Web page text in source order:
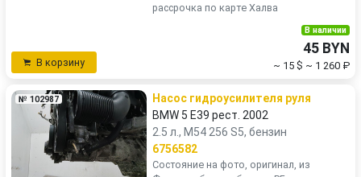
рассрочка по карте Халва
В корзину
В наличии
45 BYN
~ 15 $ ~ 1 260 ₽
№ 102987
Насос гидроусилителя руля
BMW 5 E39 рест. 2002
2.5 л., M54 256 S5, бензин
6756582
Состояние на фото, оригинал, из